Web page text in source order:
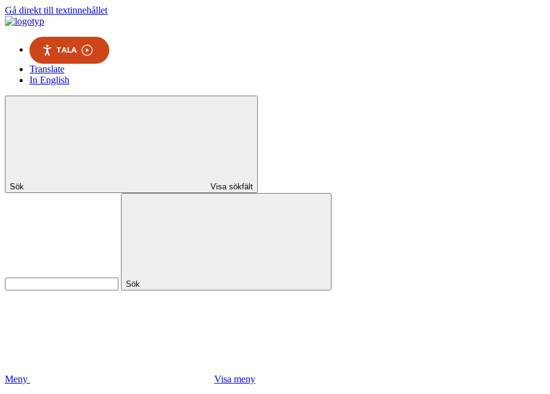
Gå direkt till textinnehållet
TALA
Translate
In English
Sök Visa sökfält
Sök
Meny
Visa meny